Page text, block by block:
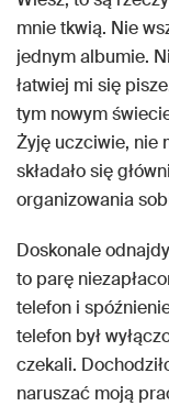
mnie tkwią. Nie
jednym albumie.
łatwiej mi się
tym nowym
Żyję uczciwie, nie
składało się
organizowania
Doskonale
to parę
telefon i
telefon był
czekali.
naruszać moją